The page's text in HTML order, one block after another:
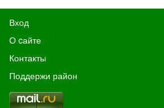
Вход
О cайте
Контакты
Поддержи район